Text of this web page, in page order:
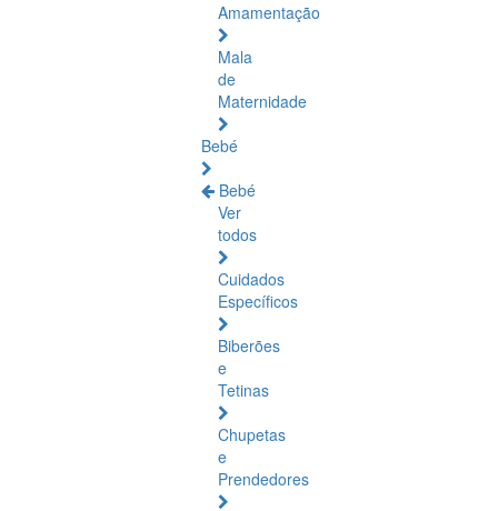
Amamentação
Mala
de
Maternidade
Bebé
Bebé
Ver
todos
Cuidados
Específicos
Biberões
e
Tetinas
Chupetas
e
Prendedores